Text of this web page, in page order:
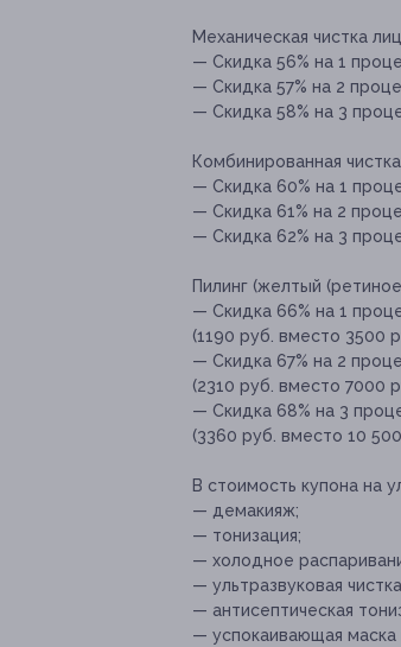
Механическая чистка
— Скидка 56% на 1
— Скидка 57% на 2
— Скидка 58% на 3
Комбинированная
— Скидка 60% на 1
— Скидка 61% на 2
— Скидка 62% на 3
Пилинг (желтый
— Скидка 66% на 1
(1190 руб. вместо 3500
— Скидка 67% на 2
(2310 руб. вместо 7000
— Скидка 68% на 3
(3360 руб. вместо 10
В стоимость купона на
— демакияж;
— тонизация;
— холодное
— ультразвуковая
— антисептическая
— успокаивающая маска